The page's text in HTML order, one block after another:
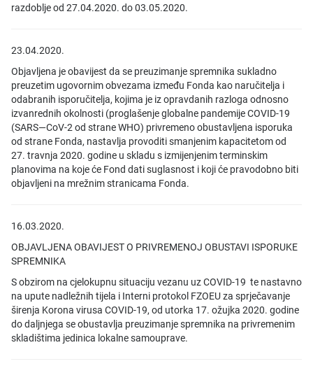
razdoblje od 27.04.2020. do 03.05.2020.
23.04.2020.
Objavljena je obavijest da se preuzimanje spremnika sukladno
preuzetim ugovornim obvezama između Fonda kao naručitelja i
odabranih isporučitelja, kojima je iz opravdanih razloga odnosno
izvanrednih okolnosti (proglašenje globalne pandemije COVID-19
(SARS—CoV-2 od strane WHO) privremeno obustavljena isporuka
od strane Fonda, nastavlja provoditi smanjenim kapacitetom od
27. travnja 2020. godine u skladu s izmijenjenim terminskim
planovima na koje će Fond dati suglasnost i koji će pravodobno biti
objavljeni na mrežnim stranicama Fonda.
16.03.2020.
OBJAVLJENA OBAVIJEST O PRIVREMENOJ OBUSTAVI ISPORUKE
SPREMNIKA
S obzirom na cjelokupnu situaciju vezanu uz COVID-19 te nastavno
na upute nadležnih tijela i Interni protokol FZOEU za sprječavanje
širenja Korona virusa COVID-19, od utorka 17. ožujka 2020. godine
do daljnjega se obustavlja preuzimanje spremnika na privremenim
skladištima jedinica lokalne samouprave.